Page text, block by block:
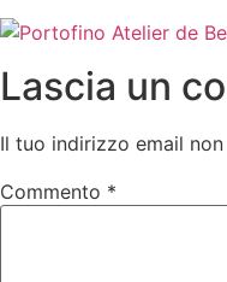
Lascia un
Il tuo indirizzo email
Commento *